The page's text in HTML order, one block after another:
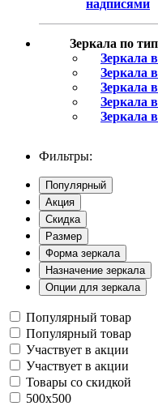
надписями
Зеркала по
Зеркала
Зеркала
Зеркала
Зеркала
Зеркала
Фильтры:
Популярный
Акция
Скидка
Размер
Форма зеркала
Назначение зеркала
Опции для зеркала
Популярный товар
Популярный товар
Участвует в акции
Участвует в акции
Товары со скидкой
500x500